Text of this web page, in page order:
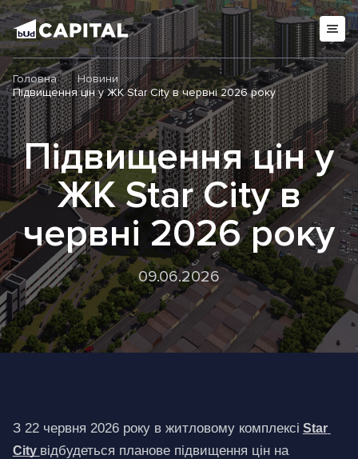
Головна
Новини
Підвищення цін у ЖК Star City в червні 2026 року
Підвищення цін у
ЖК Star City в
червні 2026 року
09.06.2026
З 22 червня 2026 року в житловому комплексі Star
City відбудеться планове підвищення цін на